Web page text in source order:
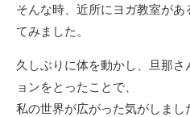
そんな時、近所にヨガ教室が
てみました。
久しぶりに体を動かし、旦那
ョンをとったことで、
私の世界が広がった気がしまし